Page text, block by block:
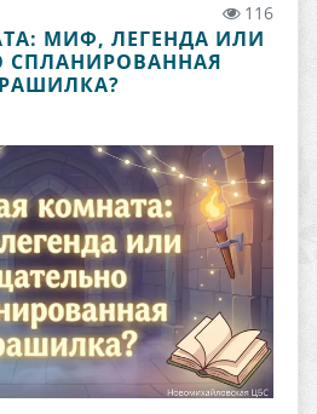
116
МИФ, ЛЕГЕНДА ИЛИ
СПЛАНИРОВАННАЯ